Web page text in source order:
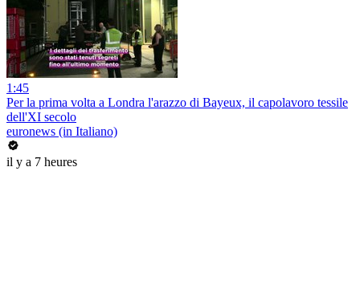
1:45
Per la prima volta a Londra l'arazzo di Bayeux, il capolavoro tessile
dell'XI secolo
euronews (in Italiano)
il y a 7 heures